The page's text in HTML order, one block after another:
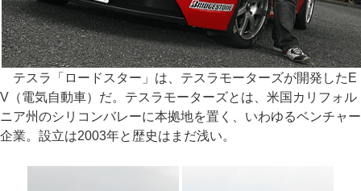
テスラ「ロードスター」は、テスラモーターズが開発したE
V（電気自動車）だ。テスラモーターズとは、米国カリフォル
ニア州のシリコンバレーに本拠地を置く、いわゆるベンチャー
企業。設立は2003年と歴史はまだ浅い。